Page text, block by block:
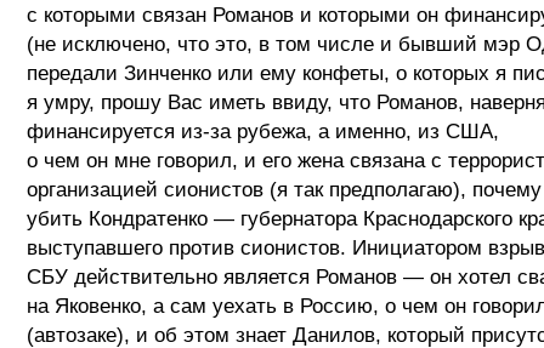
с которыми связан Романов и которыми он
(не исключено, что это, в том числе и бывший мэр
передали Зинченко или ему конфеты, о которых я
я умру, прошу Вас иметь ввиду, что Романов,
финансируется из-за рубежа, а именно, из США,
о чем он мне говорил, и его жена связана с
организацией сионистов (я так предполагаю),
убить Кондратенко — губернатора Краснодарского
выступавшего против сионистов. Инициатором
СБУ действительно является Романов — он хотел
на Яковенко, а сам уехать в Россию, о чем он
(автозаке), и об этом знает Данилов, который